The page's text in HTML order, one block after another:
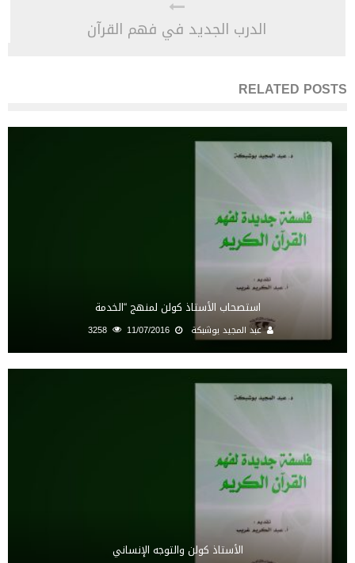
الدرب الجديد في فهم القرآن
RELATED POSTS
استصحاب الأستاذ كولن لمنهج “الخدمة
عبد المجيد بوشبكة 11/07/2016
3258
الأستاذ كولن والتوجه الإنساني